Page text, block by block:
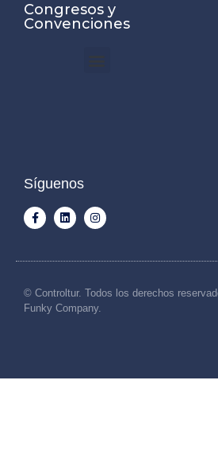
Congresos y
Convenciones
Síguenos
© Controltur. Todos los derechos
Funky Company.